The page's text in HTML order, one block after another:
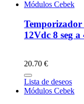
Módulos Cebek
Temporizador
12Vdc 8 seg
20.70 €
Lista de deseos
Módulos Cebek